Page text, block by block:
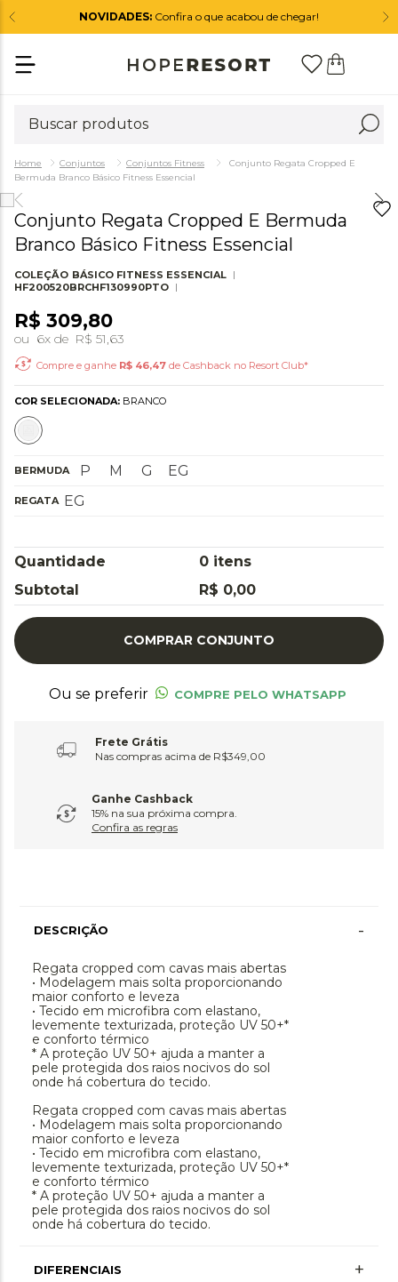
NOVIDADES: Confira o que acabou de chegar!
Conjuntos Conjuntos Fitness
Conjunto Regata Cropped E
Bermuda Branco Básico Fitness Essencial
Conjunto Regata Cropped E Bermuda
Branco Básico Fitness Essencial
COLEÇÃO BÁSICO FITNESS ESSENCIAL
HF200520BRCHF130990PTO
R$ 309,80
ou 6x de R$51,63
Compre e ganhe R$ 46,47 de Cashback no Resort Club*
COR SELECIONADA: BRANCO
BERMUDA P M G EG
REGATA EG
Quantidade 0 itens
Subtotal
R$ 0,00
COMPRAR CONJUNTO
Ou se preferir COMPRE PELO WHATSAPP
Frete Grátis
Nas compras acima de R$349,00
Ganhe Cashback
15% na sua próxima compra.
Confira as regras
DESCRIÇÃO -
Regata cropped com cavas mais abertas
• Modelagem mais solta proporcionando
maior conforto e leveza
• Tecido em microfibra com elastano,
levemente texturizada, proteção UV 50+*
e conforto térmico
* A proteção UV 50+ ajuda a manter a
pele protegida dos raios nocivos do sol
onde há cobertura do tecido.
Regata cropped com cavas mais abertas
• Modelagem mais solta proporcionando
maior conforto e leveza
• Tecido em microfibra com elastano,
levemente texturizada, proteção UV 50+*
e conforto térmico
* A proteção UV 50+ ajuda a manter a
pele protegida dos raios nocivos do sol
onde há cobertura do tecido.
DIFERENCIAIS +